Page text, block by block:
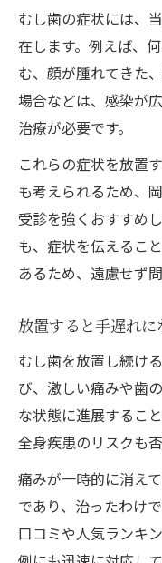
むし歯の症状には、
在します。例えば、
む、顔が腫れてきた
場合などは、感染が
治療が必要です。
これらの症状を放置
も考えられるため、
受診を強くおすすめ
も、症状を伝えるこ
あるため、遠慮せず
放置すると手遅れ
むし歯を放置し続け
び、激しい痛みや歯
な状態に進展するこ
全身疾患のリスクも
痛みが一時的に消え
であり、治ったわけ
口コミや人気ランキ